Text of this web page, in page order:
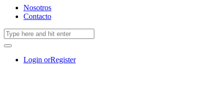
Nosotros
Contacto
Login orRegister